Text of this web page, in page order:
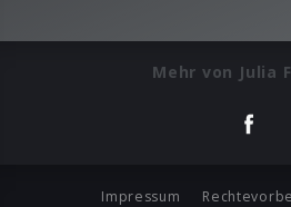
Mehr von Julia
Impressum